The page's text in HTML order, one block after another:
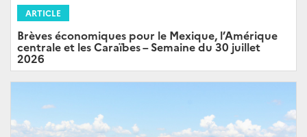
ARTICLE
Brèves économiques pour le Mexique, l’Amérique
centrale et les Caraïbes – Semaine du 30 juillet
2026